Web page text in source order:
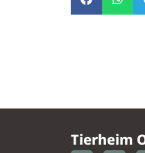
Tierheim